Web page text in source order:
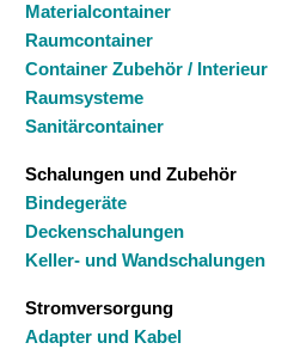
Materialcontainer
Raumcontainer
Container Zubehör / Interieur
Raumsysteme
Sanitärcontainer
Schalungen und Zubehör
Bindegeräte
Deckenschalungen
Keller- und Wandschalungen
Stromversorgung
Adapter und Kabel